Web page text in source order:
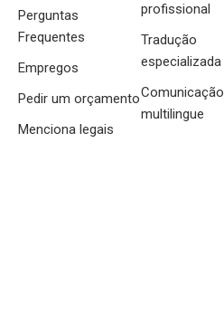
Perguntas
Frequentes
Empregos
Pedir um orçamento
Menciona legais
profissional
Tradução
especializada
Comunicação
multilingue